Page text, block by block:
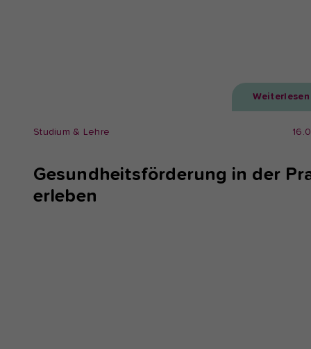
Weiterlesen
Studium & Lehre
Gesundheitsförderung in der
erleben